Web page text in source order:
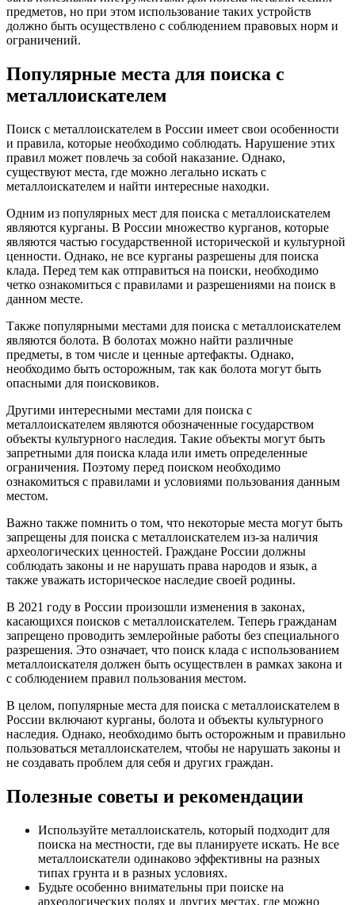
предметов, но при этом использование таких устройств
должно быть осуществлено с соблюдением правовых норм и
ограничений.
Популярные места для поиска с
металлоискателем
Поиск с металлоискателем в России имеет свои особенности
и правила, которые необходимо соблюдать. Нарушение этих
правил может повлечь за собой наказание. Однако,
существуют места, где можно легально искать с
металлоискателем и найти интересные находки.
Одним из популярных мест для поиска с металлоискателем
являются курганы. В России множество курганов, которые
являются частью государственной исторической и культурной
ценности. Однако, не все курганы разрешены для поиска
клада. Перед тем как отправиться на поиски, необходимо
четко ознакомиться с правилами и разрешениями на поиск в
данном месте.
Также популярными местами для поиска с металлоискателем
являются болота. В болотах можно найти различные
предметы, в том числе и ценные артефакты. Однако,
необходимо быть осторожным, так как болота могут быть
опасными для поисковиков.
Другими интересными местами для поиска с
металлоискателем являются обозначенные государством
объекты культурного наследия. Такие объекты могут быть
запретными для поиска клада или иметь определенные
ограничения. Поэтому перед поиском необходимо
ознакомиться с правилами и условиями пользования данным
местом.
Важно также помнить о том, что некоторые места могут быть
запрещены для поиска с металлоискателем из-за наличия
археологических ценностей. Граждане России должны
соблюдать законы и не нарушать права народов и язык, а
также уважать историческое наследие своей родины.
В 2021 году в России произошли изменения в законах,
касающихся поисков с металлоискателем. Теперь гражданам
запрещено проводить землеройные работы без специального
разрешения. Это означает, что поиск клада с использованием
металлоискателя должен быть осуществлен в рамках закона и
с соблюдением правил пользования местом.
В целом, популярные места для поиска с металлоискателем в
России включают курганы, болота и объекты культурного
наследия. Однако, необходимо быть осторожным и правильно
пользоваться металлоискателем, чтобы не нарушать законы и
не создавать проблем для себя и других граждан.
Полезные советы и рекомендации
Используйте металлоискатель, который подходит для
поиска на местности, где вы планируете искать. Не все
металлоискатели одинаково эффективны на разных
типах грунта и в разных условиях.
Будьте особенно внимательны при поиске на
археологических полях и других местах, где можно